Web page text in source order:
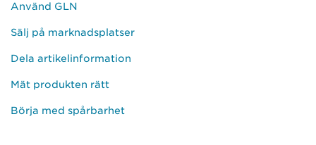
Använd GLN
Sälj på marknadsplatser
Dela artikelinformation
Mät produkten rätt
Börja med spårbarhet